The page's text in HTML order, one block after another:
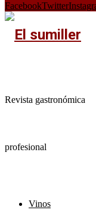
FacebookTwitter
Revista gastronómica
profesional
Vinos